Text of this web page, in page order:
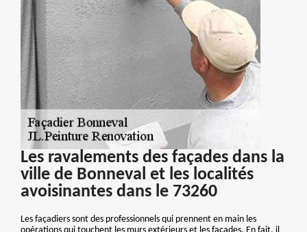
Les ravalements des façades dans la
ville de Bonneval et les localités
avoisinantes dans le 73260
Les façadiers sont des professionnels qui prennent en main les